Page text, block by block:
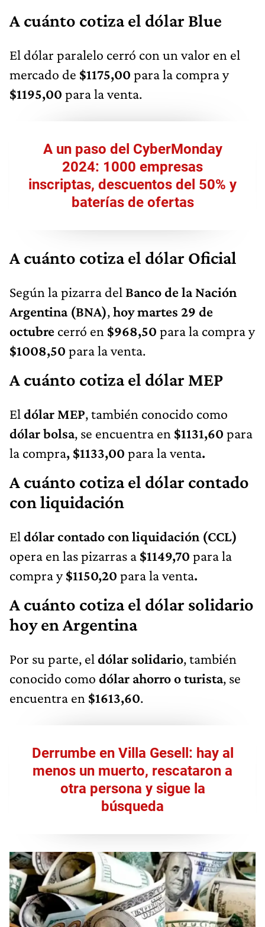
A cuánto cotiza el dólar Blue
El dólar paralelo cerró con un valor en el
mercado de $1175,00 para la compra y
$1195,00 para la venta.
A un paso del CyberMonday
2024: 1000 empresas
inscriptas, descuentos del 50% y
baterías de ofertas
A cuánto cotiza el dólar Oficial
Según la pizarra del Banco de la Nación
Argentina (BNA),hoy martes 29 de
octubre cerró en $968,50 para la compra y
$1008,50 para la venta.
A cuánto cotiza el dólar MEP
El dólar MEP, también conocido como
dólar bolsa, se encuentra en $1131,60 para
la compra, $1133,00 para la venta.
A cuánto cotiza el dólar contado
con liquidación
El dólar contado con liquidación (CCL)
opera en las pizarras a $1149,70 para la
compra y$1150,20 para la venta.
A cuánto cotiza el dólar solidario
hoy en Argentina
Por su parte, el dólar solidario, también
conocido como dólar ahorro o turista, se
encuentra en $1613,60.
Derrumbe en Villa Gesell: hay al
menos un muerto, rescataron a
otra persona y sigue la
búsqueda